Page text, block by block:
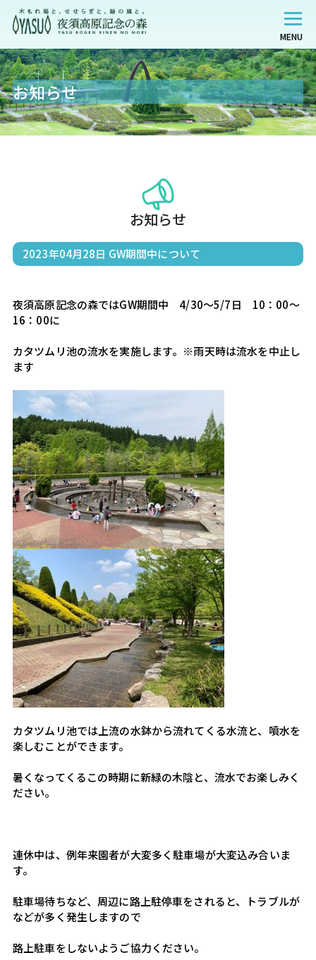
MENU
お知らせ
お知らせ
2023年04月28日 GW期間中について
夜須高原記念の森ではGW期間中　4/30～5/7日　10：00～
16：00に
カタツムリ池の流水を実施します。※雨天時は流水を中止し
ます
カタツムリ池では上流の水鉢から流れてくる水流と、噴水を
楽しむことができます。
暑くなってくるこの時期に新緑の木陰と、流水でお楽しみく
ださい。
連休中は、例年来園者が大変多く駐車場が大変込み合いま
す。
駐車場待ちなど、周辺に路上駐停車をされると、トラブルが
などが多く発生しますので
路上駐車をしないようご協力ください。